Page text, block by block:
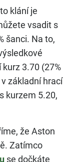
klání je
vsadit s
šanci. Na to,
3.70 (27%
základní hrací
kurzem 5.20,
že Aston
Zatímco
se dočkáte